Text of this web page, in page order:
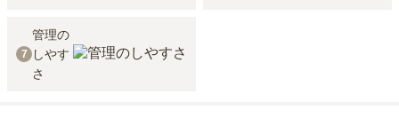
7
管理の
しやす
さ